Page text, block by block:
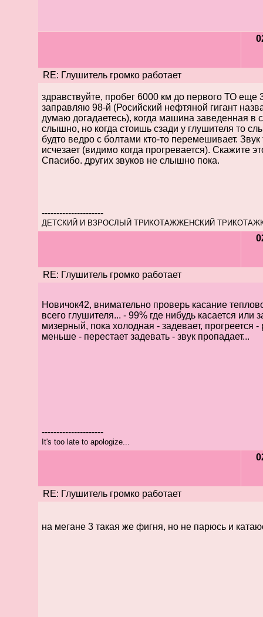
RE: Глушитель громко работает
здравствуйте, пробег 6000 км до первого ТО еще
заправляю 98-й (Росийский нефтяной гигант
думаю догадаетесь), когда машина заведенная в
слышно, но когда стоишь сзади у глушителя то
будто ведро с болтами кто-то перемешивает. Звук
исчезает (видимо когда прогревается). Скажите
Спасибо. других звуков не слышно пока.
---------------------
ДЕТСКИЙ И ВЗРОСЛЫЙ ТРИКОТАЖЖЕНСКИЙ
RE: Глушитель громко работает
Новичок42, внимательно проверь касание
всего глушителя... - 99% где нибудь касается или
мизерный, пока холодная - задевает, прогреется -
меньше - перестает задевать - звук пропадает...
---------------------
It's too late to apologize...
RE: Глушитель громко работает
на мегане 3 такая же фигня, но не парюсь и